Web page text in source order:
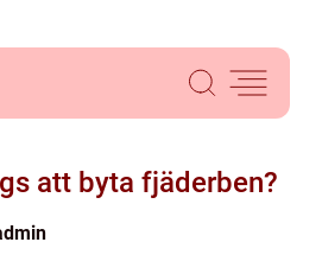
att byta fjäderben?